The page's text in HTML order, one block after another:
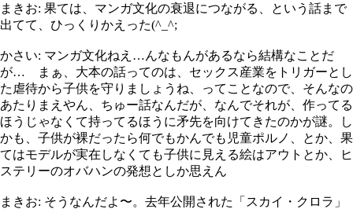
まきお: 果ては、マンガ文化の衰退につながる、という話まで
出てて、ひっくりかえった(^_^;
かさい: マンガ文化ねえ…んなもんがあるなら結構なことだ
が… まぁ、大本の話ってのは、セックス産業をトリガーとし
た虐待から子供を守りましょうね、ってことなので、そんなの
あたりまえやん、ちゅー話なんだが、なんでそれが、作ってる
ほうじゃなくて持ってるほうに矛先を向けてきたのかが謎。し
かも、子供が裸だったら何でもかんでも児童ポルノ、とか、果
てはモデルが実在しなくても子供に見える絵はアウトとか、ヒ
ステリーのオバハンの発想としか思えん
まきお: そうなんだよ〜。去年公開された「スカイ・クロラ」